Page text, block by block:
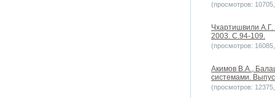
(просмотров:
Чхартишвили
2003. С.94-109.
(просмотров:
Акимов В.А.,
системами.
(просмотров: